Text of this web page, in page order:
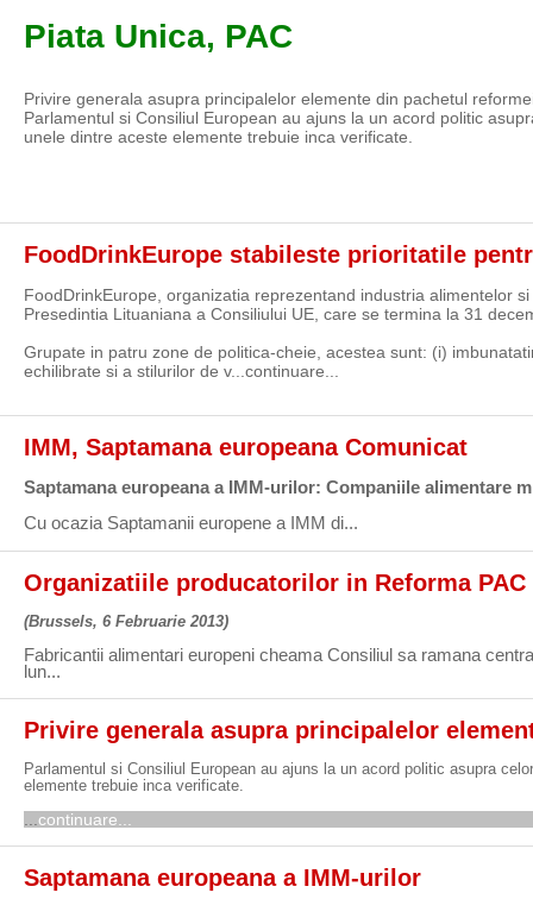
Piata Unica, PAC
Privire generala asupra principalelor elemente din pachetul
Parlamentul si Consiliul European au ajuns la un acord politic
unele dintre aceste elemente trebuie inca verificate.
FoodDrinkEurope stabileste prioritatile
FoodDrinkEurope, organizatia reprezentand industria alimentelor
Presedintia Lituaniana a Consiliului UE, care se termina la 31
Grupate in patru zone de politica-cheie, acestea sunt: (i)
echilibrate si a stilurilor de v...continuare...
IMM, Saptamana europeana Comunicat
Saptamana europeana a IMM-urilor: Companiile alimentare
Cu ocazia Saptamanii europene a IMM di...
Organizatiile producatorilor in Reforma PAC
(Brussels, 6 Februarie 2013)
Fabricantii alimentari europeni cheama Consiliul sa ramana
lun...
Privire generala asupra principalelor
Parlamentul si Consiliul European au ajuns la un acord politic asupra
elemente trebuie inca verificate.
...continuare...
Saptamana europeana a IMM-urilor